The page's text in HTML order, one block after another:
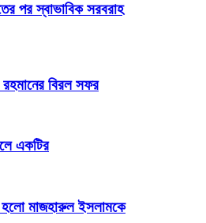
পর স্বাভাবিক সরবরাহ
রহমানের বিরল সফর
একটির
হলো মাজহারুল ইসলামকে